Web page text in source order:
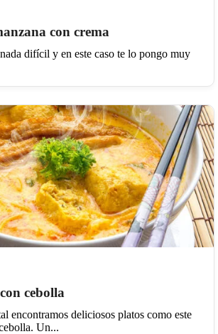
con crema
difícil y en este caso te lo pongo muy
cebolla
encontramos deliciosos platos como este
Un...